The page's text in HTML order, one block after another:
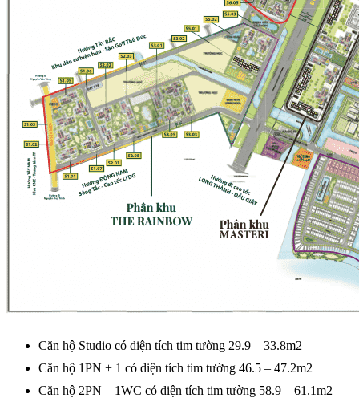
Căn hộ Studio có diện tích tim tường 29.9 – 33.8m2
Căn hộ 1PN + 1 có diện tích tim tường 46.5 – 47.2m2
Căn hộ 2PN – 1WC có diện tích tim tường 58.9 – 61.1m2